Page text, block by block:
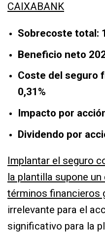
CAIXABANK
Sobrecoste total:
Beneficio neto
Coste del seguro
0,31%
Impacto por
Dividendo por
Implantar el seguro
la plantilla supone
términos financieros
irrelevante para el
significativo para la